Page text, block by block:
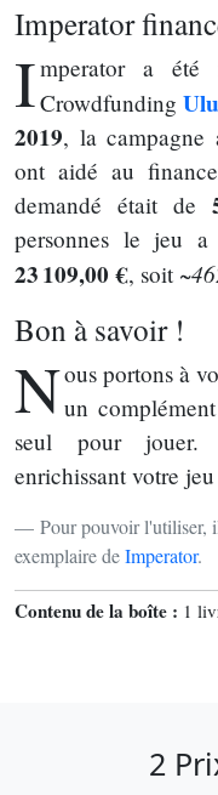
Imperator
Imperator a été
Crowdfunding
2019, la
ont aidé au
demandé était de
personnes le jeu
23 109,00 €, soit
Bon à savoir !
Nous portons à
un
seul pour jouer.
enrichissant votre
Pour pouvoir l'utiliser,
exemplaire deImperator.
Contenu de la boîte : 1
2